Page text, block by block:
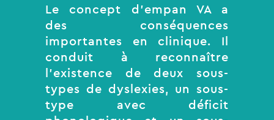
Le concept d’empan VA a
des conséquences
importantes en clinique. Il
conduit à reconnaître
l’existence de deux sous-
types de dyslexies, un sous-
type avec déficit